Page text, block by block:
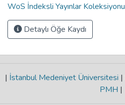
WoS İndeksli Yayınlar Koleksiyonu
Detaylı Öğe Kaydı
| İstanbul Medeniyet Üniversitesi |
PMH |